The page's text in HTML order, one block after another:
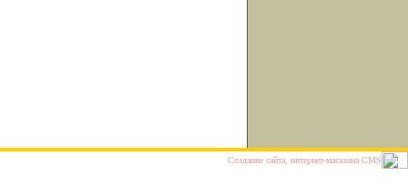
Cоздание сайта, интернет-магазина CMS